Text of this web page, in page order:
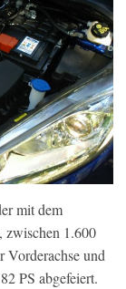
mit dem
zwischen 1.600
Vorderachse und
PS abgefeiert.